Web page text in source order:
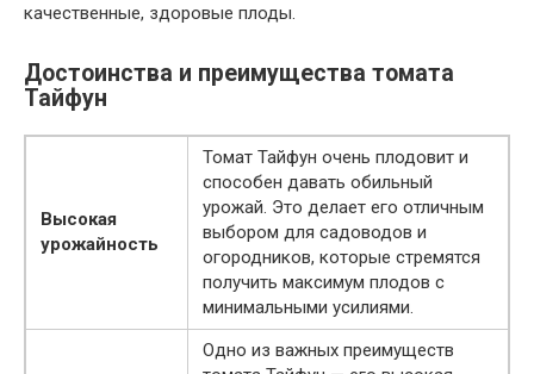
качественные, здоровые плоды.
Достоинства и преимущества томата
Тайфун
Высокая
урожайность
Томат Тайфун очень плодовит и
способен давать обильный
урожай. Это делает его отличным
выбором для садоводов и
огородников, которые стремятся
получить максимум плодов с
минимальными усилиями.
Одно из важных преимуществ